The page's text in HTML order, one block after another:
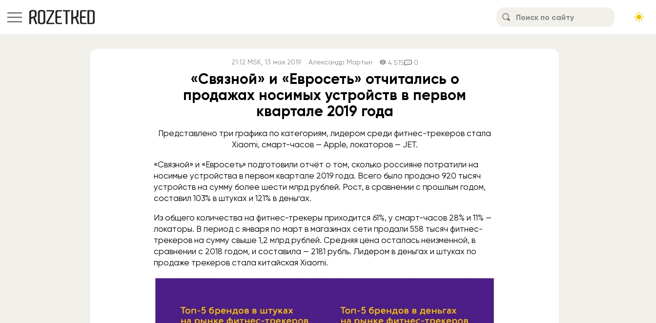
21:12 MSK, 13 мая 2019 Александр Мартын 4 515 0
«Связной» и «Евросеть» отчитались о
продажах носимых устройств в первом
квартале 2019 года
Представлено три графика по категориям, лидером среди фитнес-трекеров стала
Xiaomi, смарт-часов — Apple, локаторов — JET.
«Связной» и «Евросеть» подготовили отчёт о том, сколько россияне потратили на
носимые устройства в первом квартале 2019 года. Всего было продано 920 тысяч
устройств на сумму более шести млрд рублей. Рост, в сравнении с прошлым годом,
составил 103% в штуках и 121% в деньгах.
Из общего количества на фитнес-трекеры приходится 61%, у смарт-часов 28% и 11% —
локаторы. В период с января по март в магазинах сети продали 558 тысяч фитнес-
трекеров на сумму свыше 1,2 млрд рублей. Средняя цена осталась неизменной, в
сравнении с 2018 годом, и составила — 2181 рубль. Лидером в деньгах и штуках по
продаже трекеров стала китайская Xiaomi.